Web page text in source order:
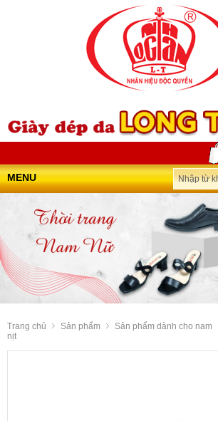
MENU
Trang chủ Sản phẩm Sản phẩm dành cho nam
nịt